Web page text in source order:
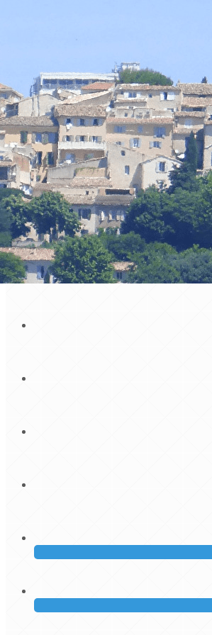
Menu
Ajoutez un logo, un bouton, des
Cliquez pour éditer